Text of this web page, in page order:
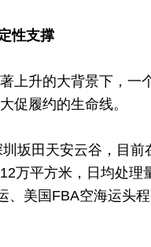
性支撑
上升的大背景下，一
促履约的生命线。
坂田天安云谷，目前
万平方米，日均处理
、美国FBA空海运头